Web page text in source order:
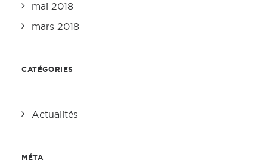
mai 2018
mars 2018
CATÉGORIES
Actualités
MÉTA